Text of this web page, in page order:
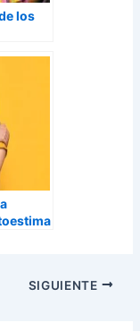
los
y las
los
SIGUIENTE